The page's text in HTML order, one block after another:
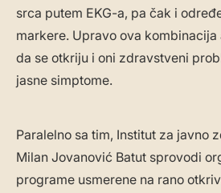
srca putem EKG-a, pa čak i
markere. Upravo ova
da se otkriju i oni zdravstveni
jasne simptome.
Paralelno sa tim, Institut za javno
Milan Jovanović Batut sprovodi
programe usmerene na rano